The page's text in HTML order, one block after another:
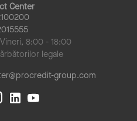
Center
8:00 - 18:00
legale
group.com